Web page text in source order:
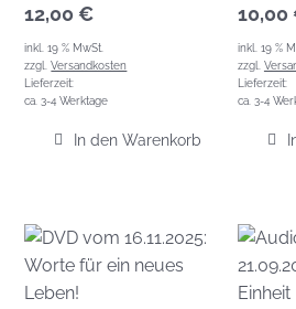
12,00 €
inkl. 19 % MwSt.
zzgl.Versandkosten
Lieferzeit:
ca. 3-4 Werktage
In den Warenkorb
10,00
inkl. 19 %
zzgl.
Lieferzeit:
ca. 3-4